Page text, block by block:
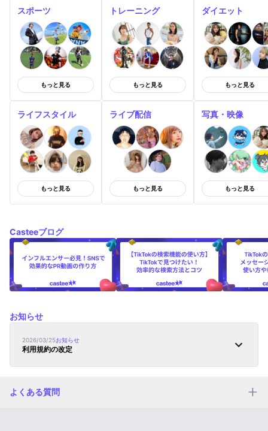
スポーツ
もっと見る
トレーニング
もっと見る
ダイエット
もっと見る
ライフスタイル
もっと見る
ライブ配信
もっと見る
写真・映像
もっと見る
Casteeブログ
お知らせ
2026/03/25お知らせ
利用規約の改定
よくある質問